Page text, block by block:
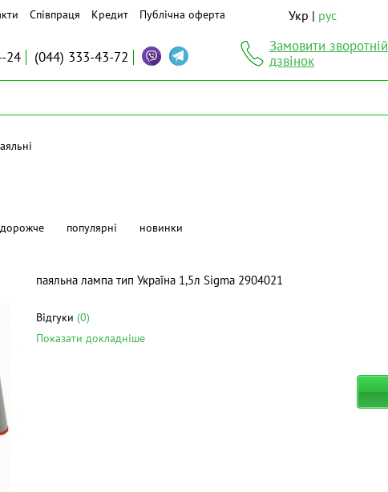
Співпраця Кредит Публічна оферта Укр рус
24 (044) 333-43-72
Замовити зворотній
дзвінок
дорожче популярні новинки
паяльна лампа тип Україна 1,5л Sigma 2904021
Відгуки (0)
Показати докладніше